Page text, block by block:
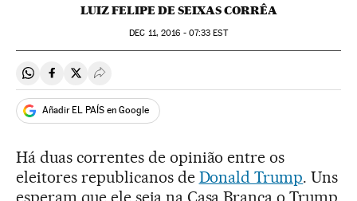
LUIZ FELIPE DE SEIXAS CORRÊA
DEC 11, 2016 - 07:33 EST
Compartir en Whatsapp
Compartir en Facebook
Compartir en Twitter
Desplegar Redes Sociales
Añadir EL PAÍS en Google
Há duas correntes de opinião entre os
eleitores republicanos de Donald Trump. Uns
esperam que ele seja na Casa Branca o Trump